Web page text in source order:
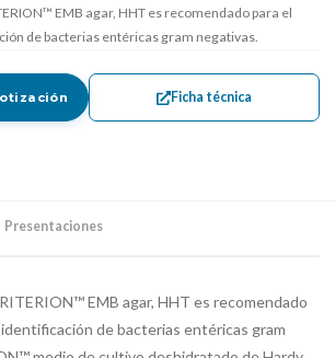
EMB agar, HHT es recomendado para el
de bacterias entéricas gram negativas.
Ficha técnica
Presentaciones
EMB agar, HHT es recomendado
de bacterias entéricas gram